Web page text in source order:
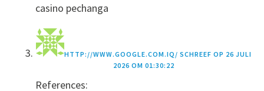
casino pechanga
HTTP://WWW.GOOGLE.COM.IQ/ SCHREEF OP 26 JULI
2026 OM 01:30:22
References: